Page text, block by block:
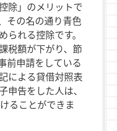
除」のメリットで
その名の通り青色
られる控除です。
税額が下がり、節
前申請をしている
による貸借対照表
申告をした人は、
ることができま